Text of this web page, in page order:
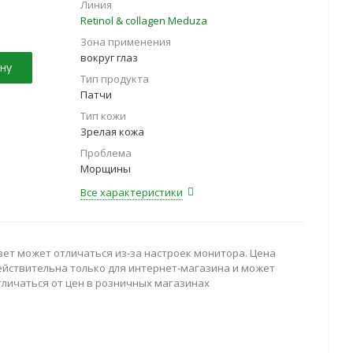
Линия
Retinol & collagen Meduza
Зона применения
вокруг глаз
Тип продукта
Патчи
Тип кожи
Зрелая кожа
Проблема
Морщины
Все характеристики
может отличаться из-за настроек монитора. Цена
только для интернет-магазина и может
от цен в розничных магазинах